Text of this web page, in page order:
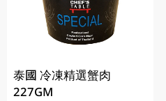
泰國 冷凍精選蟹肉
227GM